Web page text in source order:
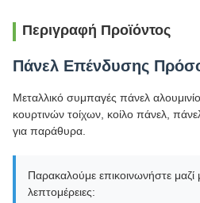
Περιγραφή Προϊόντος
Πάνελ Επένδυσης
Μεταλλικό συμπαγές πάνελ
κουρτινών τοίχων, κοίλο πάνελ,
για παράθυρα.
Παρακαλούμε επικοινωνήστε μαζί
λεπτομέρειες: